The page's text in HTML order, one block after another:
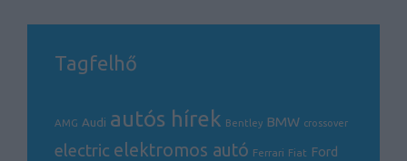
Tagfelhő
AMG Audi autós hírek Bentley BMW crossover
electric elektromos autó Ferrari Fiat Ford